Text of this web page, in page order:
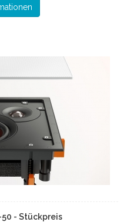
50 - Stückpreis